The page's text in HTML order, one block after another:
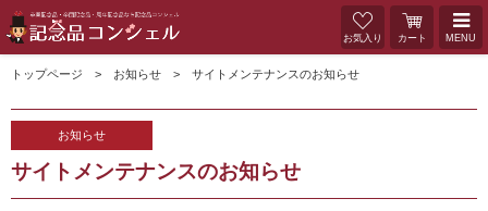
お気入り カート MENU
トップページ お知らせ サイトメンテナンスのお知らせ
お知らせ
サイトメンテナンスのお知らせ